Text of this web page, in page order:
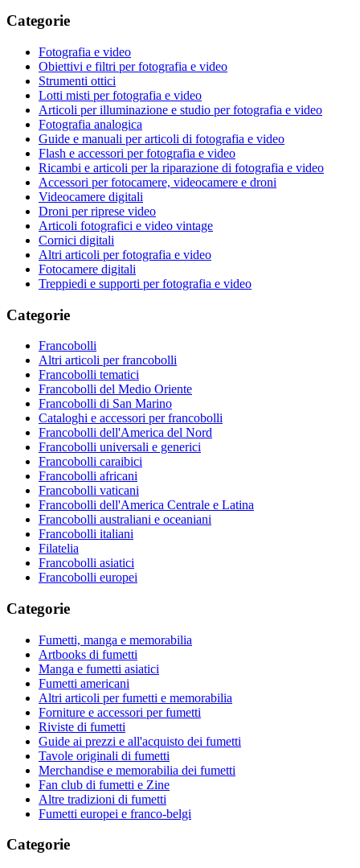
Categorie
Fotografia e video
Obiettivi e filtri per fotografia e video
Strumenti ottici
Lotti misti per fotografia e video
Articoli per illuminazione e studio per fotografia e video
Fotografia analogica
Guide e manuali per articoli di fotografia e video
Flash e accessori per fotografia e video
Ricambi e articoli per la riparazione di fotografia e video
Accessori per fotocamere, videocamere e droni
Videocamere digitali
Droni per riprese video
Articoli fotografici e video vintage
Cornici digitali
Altri articoli per fotografia e video
Fotocamere digitali
Treppiedi e supporti per fotografia e video
Categorie
Francobolli
Altri articoli per francobolli
Francobolli tematici
Francobolli del Medio Oriente
Francobolli di San Marino
Cataloghi e accessori per francobolli
Francobolli dell'America del Nord
Francobolli universali e generici
Francobolli caraibici
Francobolli africani
Francobolli vaticani
Francobolli dell'America Centrale e Latina
Francobolli australiani e oceaniani
Francobolli italiani
Filatelia
Francobolli asiatici
Francobolli europei
Categorie
Fumetti, manga e memorabilia
Artbooks di fumetti
Manga e fumetti asiatici
Fumetti americani
Altri articoli per fumetti e memorabilia
Forniture e accessori per fumetti
Riviste di fumetti
Guide ai prezzi e all'acquisto dei fumetti
Tavole originali di fumetti
Merchandise e memorabilia dei fumetti
Fan club di fumetti e Zine
Altre tradizioni di fumetti
Fumetti europei e franco-belgi
Categorie